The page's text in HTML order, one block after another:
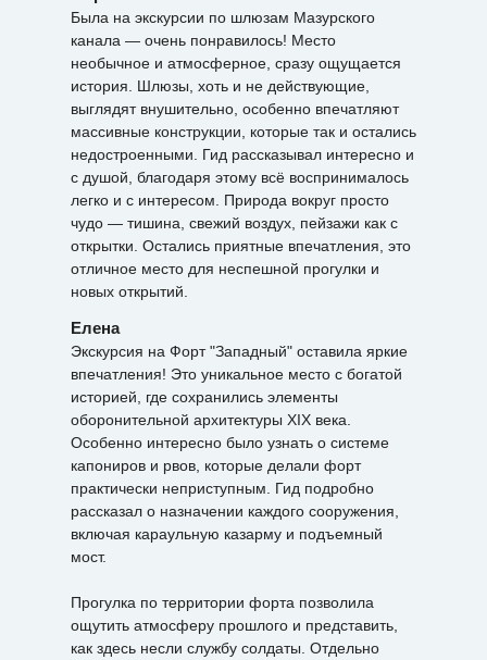
Была на экскурсии по шлюзам Мазурского
канала — очень понравилось! Место
необычное и атмосферное, сразу ощущается
история. Шлюзы, хоть и не действующие,
выглядят внушительно, особенно впечатляют
массивные конструкции, которые так и остались
недостроенными. Гид рассказывал интересно и
с душой, благодаря этому всё воспринималось
легко и с интересом. Природа вокруг просто
чудо — тишина, свежий воздух, пейзажи как с
открытки. Остались приятные впечатления, это
отличное место для неспешной прогулки и
новых открытий.
Елена
Экскурсия на Форт "Западный" оставила яркие
впечатления! Это уникальное место с богатой
историей, где сохранились элементы
оборонительной архитектуры XIX века.
Особенно интересно было узнать о системе
капониров и рвов, которые делали форт
практически неприступным. Гид подробно
рассказал о назначении каждого сооружения,
включая караульную казарму и подъемный
мост.
Прогулка по территории форта позволила
ощутить атмосферу прошлого и представить,
как здесь несли службу солдаты. Отдельно